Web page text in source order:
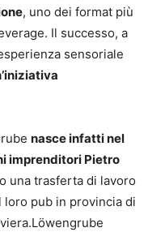
, uno dei format più
Il successo, a
sensoriale
nasce infatti nel
imprenditori Pietro
una trasferta di lavoro
pub in provincia di